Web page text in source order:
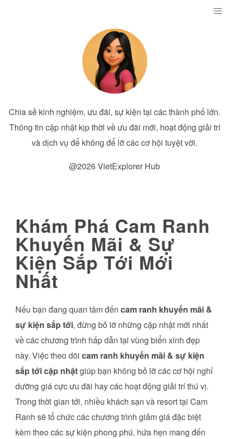
Chia sẻ kinh nghiệm, ưu đãi, sự kiện tại các thành phố lớn.
Thông tin cập nhật kịp thời về ưu đãi mới, hoạt động giải trí
và dịch vụ để không để lỡ các cơ hội tuyệt vời.
@2026 VietExplorer Hub
Khám Phá Cam Ranh
Khuyến Mãi & Sự
Kiện Sắp Tới Mới
Nhất
Nếu bạn đang quan tâm đến cam ranh khuyến mãi &
sự kiện sắp tới, đừng bỏ lỡ những cập nhật mới nhất
về các chương trình hấp dẫn tại vùng biển xinh đẹp
này. Việc theo dõi cam ranh khuyến mãi & sự kiện
sắp tới cập nhậtgiúp bạn không bỏ lỡ các cơ hội nghỉ
dưỡng giá cực ưu đãi hay các hoạt động giải trí thú vị.
Trong thời gian tới, nhiều khách sạn và resort tại Cam
Ranh sẽ tổ chức các chương trình giảm giá đặc biệt
kèm theo các sự kiện phong phú, hứa hẹn mang đến